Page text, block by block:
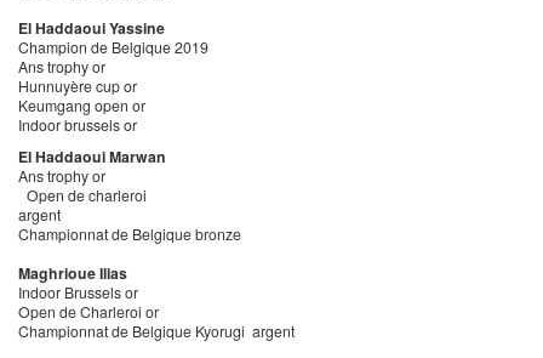
El Haddaoui Yassine
Champion de Belgique 2019
Ans trophy or
Hunnuyère cup or
Keumgang open or
Indoor brussels or
El Haddaoui Marwan
Ans trophy or
Open de charleroi
argent
Championnat de Belgique bronze
Maghrioue Ilias
Indoor Brussels or
Open de Charleroi or
Championnat de Belgique Kyorugi argent